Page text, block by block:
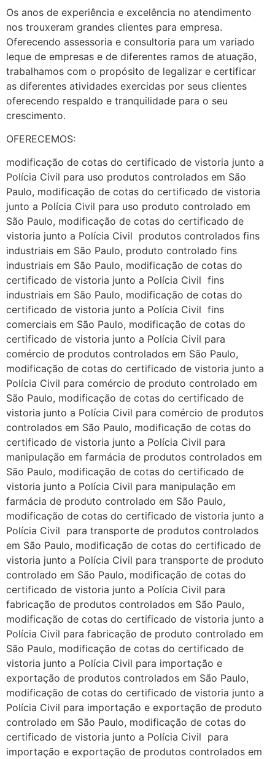
Os anos de experiência e excelência no atendimento
nos trouxeram grandes clientes para empresa.
Oferecendo assessoria e consultoria para um variado
leque de empresas e de diferentes ramos de atuação,
trabalhamos com o propósito de legalizar e certificar
as diferentes atividades exercidas por seus clientes
oferecendo respaldo e tranquilidade para o seu
crescimento.
OFERECEMOS:
modificação de cotas do certificado de vistoria junto a
Polícia Civil para uso produtos controlados em São
Paulo, modificação de cotas do certificado de vistoria
junto a Polícia Civil para uso produto controlado em
São Paulo, modificação de cotas do certificado de
vistoria junto a Polícia Civil produtos controlados fins
industriais em São Paulo, produto controlado fins
industriais em São Paulo, modificação de cotas do
certificado de vistoria junto a Polícia Civil fins
industriais em São Paulo, modificação de cotas do
certificado de vistoria junto a Polícia Civil fins
comerciais em São Paulo, modificação de cotas do
certificado de vistoria junto a Polícia Civil para
comércio de produtos controlados em São Paulo,
modificação de cotas do certificado de vistoria junto a
Polícia Civil para comércio de produto controlado em
São Paulo, modificação de cotas do certificado de
vistoria junto a Polícia Civil para comércio de produtos
controlados em São Paulo, modificação de cotas do
certificado de vistoria junto a Polícia Civil para
manipulação em farmácia de produtos controlados em
São Paulo, modificação de cotas do certificado de
vistoria junto a Polícia Civil para manipulação em
farmácia de produto controlado em São Paulo,
modificação de cotas do certificado de vistoria junto a
Polícia Civil para transporte de produtos controlados
em São Paulo, modificação de cotas do certificado de
vistoria junto a Polícia Civil para transporte de produto
controlado em São Paulo, modificação de cotas do
certificado de vistoria junto a Polícia Civil para
fabricação de produtos controlados em São Paulo,
modificação de cotas do certificado de vistoria junto a
Polícia Civil para fabricação de produto controlado em
São Paulo, modificação de cotas do certificado de
vistoria junto a Polícia Civil para importação e
exportação de produtos controlados em São Paulo,
modificação de cotas do certificado de vistoria junto a
Polícia Civil para importação e exportação de produto
controlado em São Paulo, modificação de cotas do
certificado de vistoria junto a Polícia Civil para
importação e exportação de produtos controlados em